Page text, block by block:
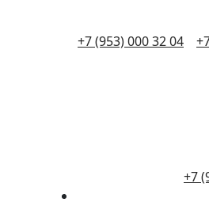
+7 (953) 000 32 04
+7